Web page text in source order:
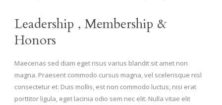
Leadership , Membership &
Honors
Maecenas sed diam eget risus varius blandit sit amet non
magna. Praesent commodo cursus magna, vel scelerisque nisl
consectetur et. Duis mollis, est non commodo luctus, nisi erat
porttitor ligula, eget lacinia odio sem nec elit. Nulla vitae elit